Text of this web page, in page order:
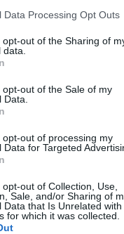
Data Processing Opt Outs
opt-out of the Sharing of
opt-out of the Sale of my
Data.
opt-out of processing my
Data for Targeted
out of Collection, Use,
Sale, and/or Sharing of
Data that Is Unrelated
for which it was collected.
potrzebujemy
odpowiedziami
apostolskiej Leona XIV
Ukrainy wyemituje